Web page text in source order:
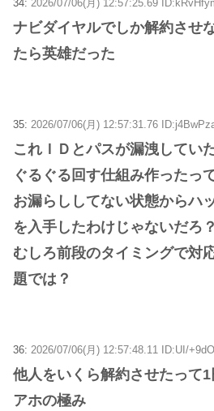
34: 2026/07/06(月) 12:57:25.69
ナビダイヤルでしか解約させ
たら英雄だった
35: 2026/07/06(月) 12:57:31.76
これＩＤとパスが漏洩してい
ぐるぐる回す仕組み作ったっ
お漏らししてない状態からハ
を入手したわけじゃないだろ？
むしろ前段のタイミングで対
題では？
36: 2026/07/06(月) 12:57:48.11 ID:UI/
他人をいくら解約させたって
アホの極み